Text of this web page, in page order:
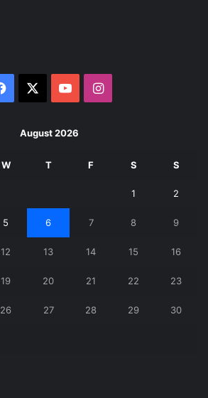
Facebook YouTubeInstagram
August 2026
W T F S S
1 2
5 6 7 8 9
12 13 14 15 16
19 20 21 22 23
26 27 28 29 30